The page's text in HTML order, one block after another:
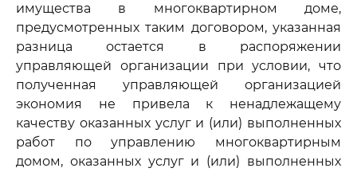
имущества в многоквартирном доме,
предусмотренных таким договором, указанная
разница остается в распоряжении
управляющей организации при условии, что
полученная управляющей организацией
экономия не привела к ненадлежащему
качеству оказанных услуг и (или) выполненных
работ по управлению многоквартирным
домом, оказанных услуг и (или) выполненных